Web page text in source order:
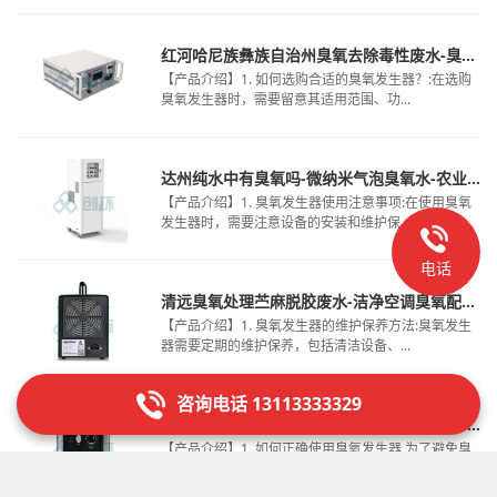
红河哈尼族彝族自治州臭氧去除毒性废水-臭氧有机废水处理-灭菌臭氧发生器
【产品介绍】1. 如何选购合适的臭氧发生器？:在选购
臭氧发生器时，需要留意其适用范围、功...
达州纯水中有臭氧吗-微纳米气泡臭氧水-农业污水臭氧消毒设备价格
【产品介绍】1. 臭氧发生器使用注意事项:在使用臭氧
发生器时，需要注意设备的安装和维护保...
清远臭氧处理苎麻脱胶废水-洁净空调臭氧配备-食用菌大棚臭氧消毒方法
【产品介绍】1. 臭氧发生器的维护保养方法:臭氧发生
器需要定期的维护保养，包括清洁设备、...
房山纯化水臭氧消毒设计-污水杀菌臭氧浓度-污水臭氧催化氧化工艺
【产品介绍】1. 如何正确使用臭氧发生器 为了避免臭
电话
咨询电话 13113333329